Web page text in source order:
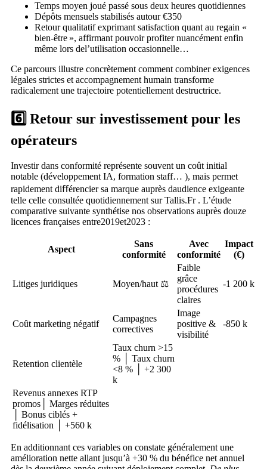
Temps moyen joué passé sous deux heures quotidiennes
Dépôts mensuels stabilisés autour €350
Retour qualitatif exprimant satisfaction quant au regain «
bien-être », affirmant pouvoir profiter nuancément enfin
même lors del’utilisation occasionnelle…
Ce parcours illustre concrètement comment combiner exigences
légales strictes et accompagnement humain transforme
radicalement une trajectoire potentiellement destructrice.
6️⃣ Retour sur investissement pour les
opérateurs
Investir dans conformité représente souvent un coût initial
notable (développement IA, formation staff… ), mais permet
rapidement diﬀérencier sa marque auprès daudience exigeante
telle celle consultée quotidiennement sur Tallis.Fr . L’étude
comparative suivante synthétise nos observations auprès douze
licences françaises entre2019et2023 :
Aspect
Sans
conformité
Avec
conformité
Impact
(€)
Litiges juridiques Moyen/haut ⚖️
Faible
grâce
procédures
claires
-1 200 k
Coût marketing négatif
Campagnes
correctives
Image
positive &
visibilité
-850 k
Retention clientèle
Taux churn >15
% │ Taux churn
<8 % │ +2 300
k
Revenus annexes RTP
promos│ Marges réduites
│ Bonus ciblés +
fidélisation │ +560 k
En additionnant ces variables on constate généralement une
amélioration nette allant jusqu’à +30 % du bénéfice net annuel